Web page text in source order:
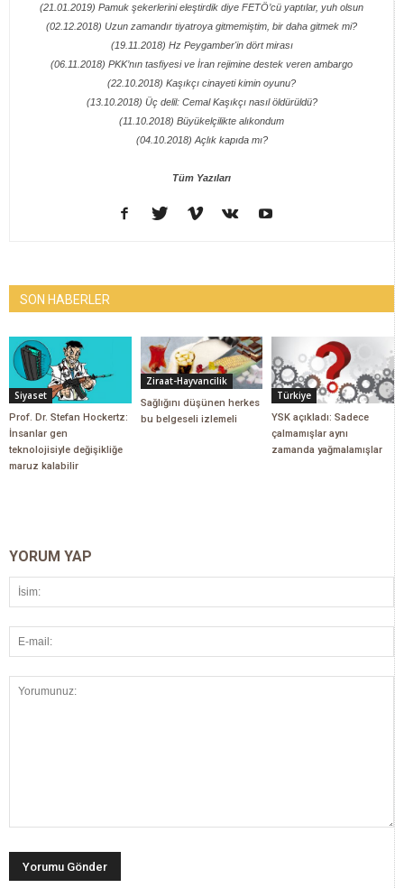
(21.01.2019) Pamuk şekerlerini eleştirdik diye FETÖ’cü yaptılar, yuh olsun
(02.12.2018) Uzun zamandır tiyatroya gitmemiştim, bir daha gitmek mi?
(19.11.2018) Hz Peygamber'in dört mirası
(06.11.2018) PKK’nın tasfiyesi ve İran rejimine destek veren ambargo
(22.10.2018) Kaşıkçı cinayeti kimin oyunu?
(13.10.2018) Üç delil: Cemal Kaşıkçı nasıl öldürüldü?
(11.10.2018) Büyükelçilikte alıkondum
(04.10.2018) Açlık kapıda mı?
Tüm Yazıları
SON HABERLER
Siyaset
Prof. Dr. Stefan Hockertz:
İnsanlar gen
teknolojisiyle değişikliğe
maruz kalabilir
Ziraat-Hayvancilik
Sağlığını düşünen herkes
bu belgeseli izlemeli
Türkiye
YSK açıkladı: Sadece
çalmamışlar aynı
zamanda yağmalamışlar
YORUM YAP